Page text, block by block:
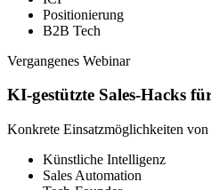
Positionierung
B2B Tech
Vergangenes Webinar
KI-gestützte Sales-Hacks
Konkrete Einsatzmöglichkeiten
Künstliche Intelligenz
Sales Automation